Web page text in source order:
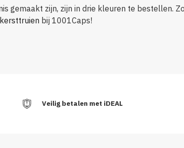
gemaakt zijn, zijn in drie kleuren te bestellen.
bij 1001Caps!
Veilig betalen met iDEAL